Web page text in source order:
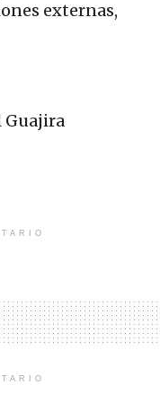
externas,
Guajira